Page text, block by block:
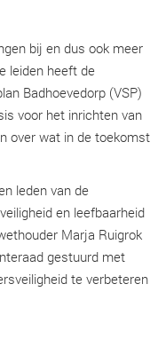
bij en dus ook meer
leiden heeft de
Badhoevedorp (VSP)
voor het inrichten van
over wat in de toekomst
leden van de
en leefbaarheid
Marja Ruigrok
gestuurd met
te verbeteren